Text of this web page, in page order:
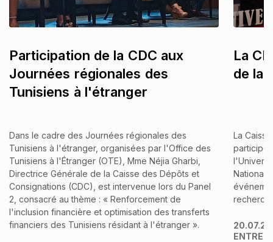
Participation de la CDC aux
Journées régionales des
Tunisiens à l'étranger
Dans le cadre des Journées régionales des
Tunisiens à l'étranger, organisées par l'Office des
Tunisiens à l'Étranger (OTE), Mme Néjia Gharbi,
Directrice Générale de la Caisse des Dépôts et
Consignations (CDC), est intervenue lors du Panel
2, consacré au thème : « Renforcement de
l'inclusion financière et optimisation des transferts
financiers des Tunisiens résidant à l'étranger ».
La
de la
La
participé